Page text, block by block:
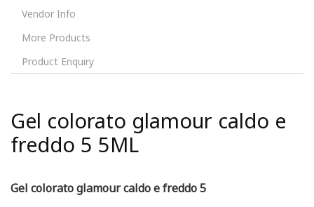
Vendor Info
More Products
Product Enquiry
Gel colorato glamour caldo e
freddo 5 5ML
Gel colorato glamour caldo e freddo 5